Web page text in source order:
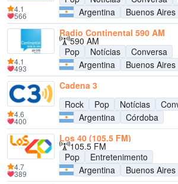
Argentina
Buenos Aires
4.1
566
Radio Continental 590 AM
590 AM
Pop
Notícias
Conversa
Argentina
Buenos Aires
4.1
493
Cadena 3
Rock
Pop Notícias
Argentina
Córdoba
4.6
400
Los 40 (105.5 FM)
105.5 FM
Pop
Entretenimento
Argentina
Buenos Aires
4.7
389